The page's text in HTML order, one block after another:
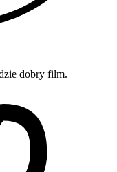
dobry film.